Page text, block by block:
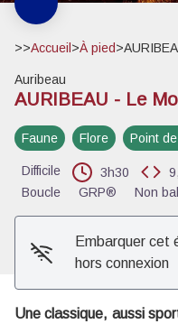
>>Accueil >À pied>
Auribeau
AURIBEAU - Le
Faune Flore Point
Difficile 3h30
Boucle
GRP® Non
Embarquer cet
hors connexion
Une classique, aussi